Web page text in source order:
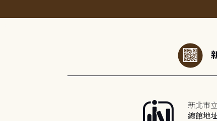
新北市
總館地